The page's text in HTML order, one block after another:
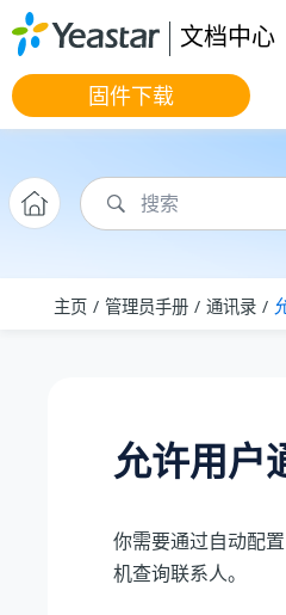
跳转到主要内容
文档中心
固件下载
主页 管理员手册 通讯录
允许用户
你需要通过自动配
机查询联系人。